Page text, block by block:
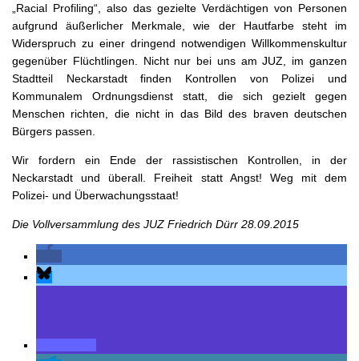
„Racial Profiling“, also das gezielte Verdächtigen von Personen
aufgrund äußerlicher Merkmale, wie der Hautfarbe steht im
Widerspruch zu einer dringend notwendigen Willkommenskultur
gegenüber Flüchtlingen. Nicht nur bei uns am JUZ, im ganzen
Stadtteil Neckarstadt finden Kontrollen von Polizei und
Kommunalem Ordnungsdienst statt, die sich gezielt gegen
Menschen richten, die nicht in das Bild des braven deutschen
Bürgers passen.
Wir fordern ein Ende der rassistischen Kontrollen, in der
Neckarstadt und überall. Freiheit statt Angst! Weg mit dem
Polizei- und Überwachungsstaat!
Die Vollversammlung des JUZ Friedrich Dürr 28.09.2015